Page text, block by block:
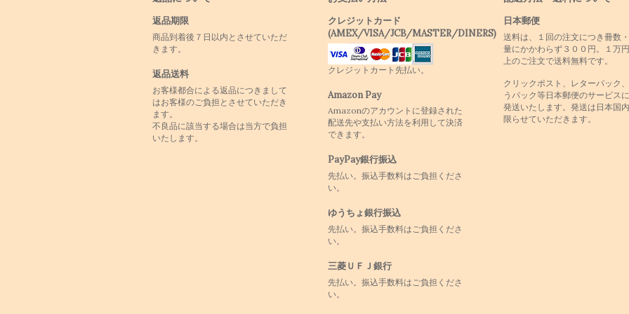
返品期限
商品到着後７日以内とさせていただ
きます。
返品送料
お客様都合による返品につきまして
はお客様のご負担とさせていただき
ます。
不良品に該当する場合は当方で負担
いたします。
クレジットカード
(AMEX/VISA/JCB/MASTER/DINERS)
クレジットカート先払い。
Amazon Pay
Amazonのアカウントに登録された
配送先や支払い方法を利用して決済
できます。
PayPay銀行振込
先払い。振込手数料はご負担くださ
い。
ゆうちょ銀行振込
先払い。振込手数料はご負担くださ
い。
三菱ＵＦＪ銀行
先払い。振込手数料はご負担くださ
い。
日本郵便
送料は、１回の注文につき冊数
量にかかわらず３００円。１万
上のご注文で送料無料です。
クリックポスト、レターパック
うパック等日本郵便のサービス
発送いたします。発送は日本国
限らせていただきます。